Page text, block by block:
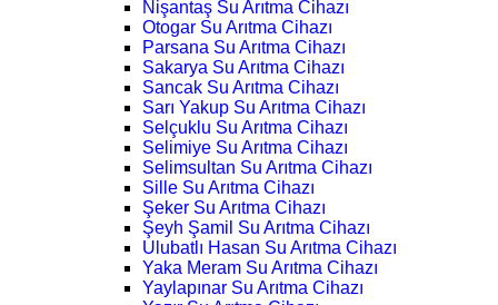
Nişantaş Su Arıtma Cihazı
Otogar Su Arıtma Cihazı
Parsana Su Arıtma Cihazı
Sakarya Su Arıtma Cihazı
Sancak Su Arıtma Cihazı
Sarı Yakup Su Arıtma Cihazı
Selçuklu Su Arıtma Cihazı
Selimiye Su Arıtma Cihazı
Selimsultan Su Arıtma Cihazı
Sille Su Arıtma Cihazı
Şeker Su Arıtma Cihazı
Şeyh Şamil Su Arıtma Cihazı
Ulubatlı Hasan Su Arıtma Cihazı
Yaka Meram Su Arıtma Cihazı
Yaylapınar Su Arıtma Cihazı